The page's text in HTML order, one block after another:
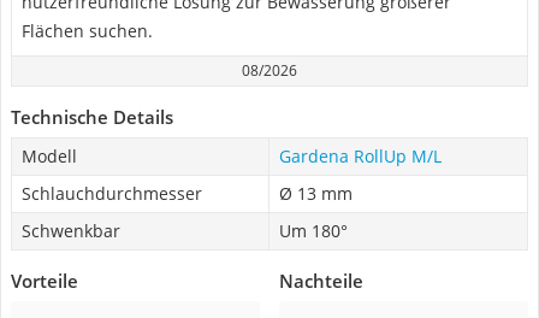
Flächen suchen.
08/2026
Technische Details
Modell
Gardena RollUp M/L
Schlauchdurchmesser
Ø 13 mm
Schwenkbar
Um 180°
Vorteile Nachteile